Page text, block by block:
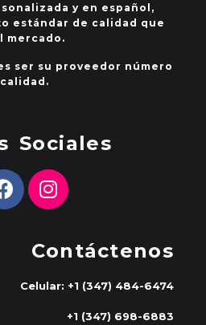
y en español,
estándar de calidad que
mercado.
ser su proveedor número
Sociales
Contáctenos
Celular: +1 (347) 484-6474
+1 (347) 698-6883